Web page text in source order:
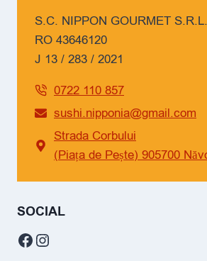
S.C. NIPPON GOURMET S.R.L.
RO 43646120
J 13 / 283 / 2021
0722 110 857
sushi.nipponia@gmail.com
Strada Corbului
(Piața de Pește) 905700
SOCIAL
Facebook
Instagram